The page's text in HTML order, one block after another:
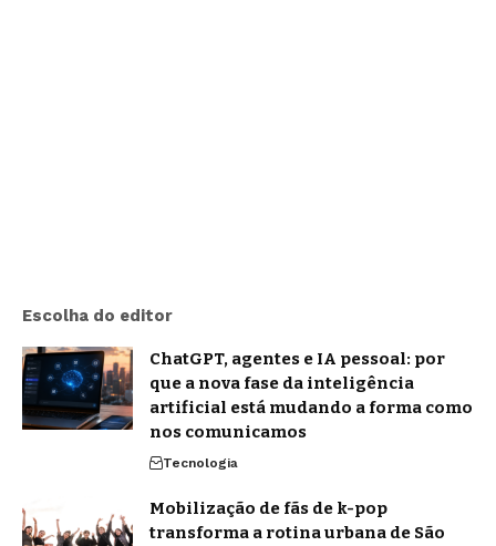
Escolha do editor
ChatGPT, agentes e IA pessoal: por
que a nova fase da inteligência
artificial está mudando a forma como
nos comunicamos
Tecnologia
Mobilização de fãs de k-pop
transforma a rotina urbana de São